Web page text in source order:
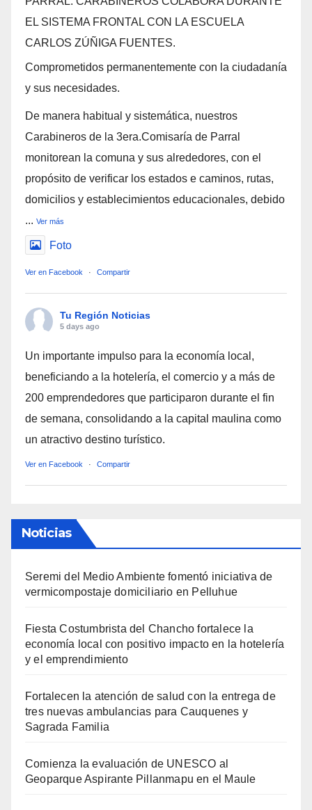
EL SISTEMA FRONTAL CON LA ESCUELA
CARLOS ZÚÑIGA FUENTES.
Comprometidos permanentemente con la ciudadanía
y sus necesidades.
De manera habitual y sistemática, nuestros
Carabineros de la 3era.Comisaría de Parral
monitorean la comuna y sus alrededores, con el
propósito de verificar los estados e caminos, rutas,
domicilios y establecimientos educacionales, debido
... Ver más
Foto
Ver en Facebook · Compartir
Tu Región Noticias
5 days ago
Un importante impulso para la economía local,
beneficiando a la hotelería, el comercio y a más de
200 emprendedores que participaron durante el fin
de semana, consolidando a la capital maulina como
un atractivo destino turístico.
Ver en Facebook · Compartir
Noticias
Seremi del Medio Ambiente fomentó iniciativa de
vermicompostaje domiciliario en Pelluhue
Fiesta Costumbrista del Chancho fortalece la
economía local con positivo impacto en la hotelería
y el emprendimiento
Fortalecen la atención de salud con la entrega de
tres nuevas ambulancias para Cauquenes y
Sagrada Familia
Comienza la evaluación de UNESCO al
Geoparque Aspirante Pillanmapu en el Maule